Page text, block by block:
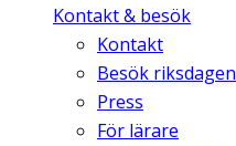
Kontakt & besök
Kontakt
Besök riksdagen
Press
För lärare